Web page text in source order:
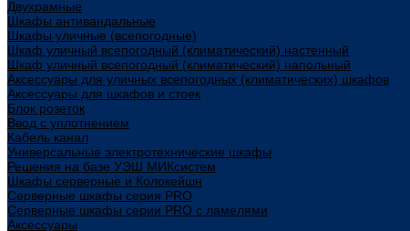
Двухрамные
Шкафы антивандальные
Шкафы уличные (всепогодные)
Шкаф уличный всепогодный (климатический) настенный
Шкаф уличный всепогодный (климатический) напольный
Аксессуары для уличных всепогодных (климатических) шкафов
Аксессуары для шкафов и стоек
Блок розеток
Ввод с уплотнением
Кабель канал
Универсальные электротехнические шкафы
Решения на базе УЭШ МИКсистем
Шкафы серверные и Колокейшн
Серверные шкафы серия PRO
Серверные шкафы серии PRO с ламелями
Аксессуары